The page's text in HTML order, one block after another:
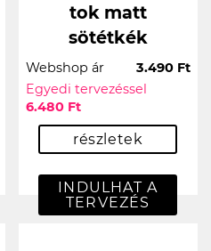
tok matt
sötétkék
Webshop ár
3.490 Ft
Egyedi tervezéssel
6.480 Ft
részletek
INDULHAT A
TERVEZÉS